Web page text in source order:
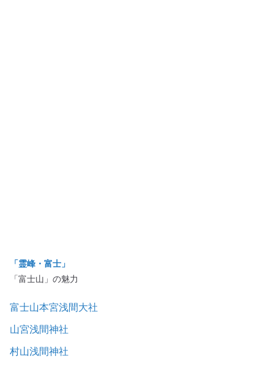
「霊峰・富士」
「富士山」の魅力
富士山本宮浅間大社
山宮浅間神社
村山浅間神社